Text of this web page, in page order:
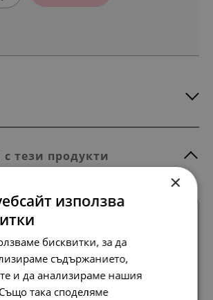
тези продукти
Всички продукти
×
използва
бисквитки, за да
съдържанието,
и да анализираме нашия
така споделяме